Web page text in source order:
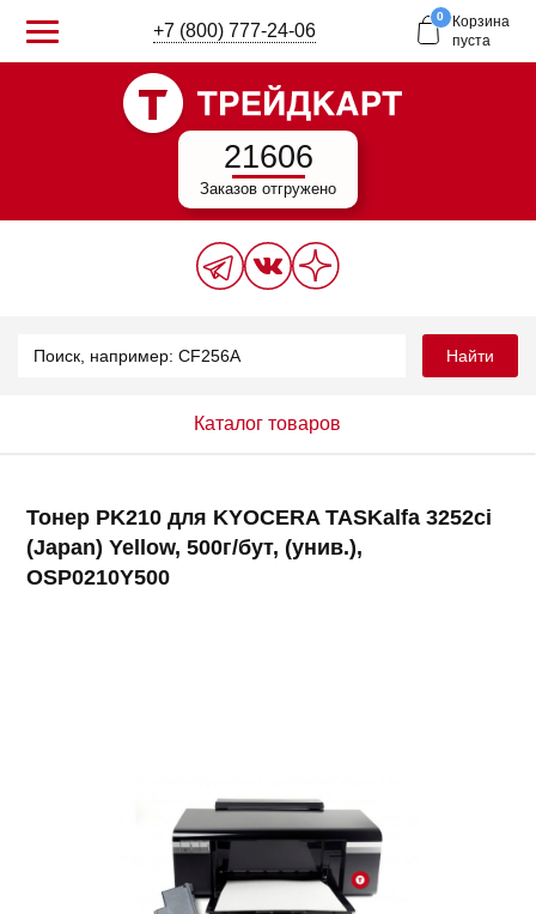
+7 (800) 777-24-06
0
Корзина
пуста
21606
Заказов отгружено
Найти
Каталог товаров
Тонер PK210 для KYOCERA TASKalfa 3252ci
(Japan) Yellow, 500г/бут, (унив.),
OSP0210Y500